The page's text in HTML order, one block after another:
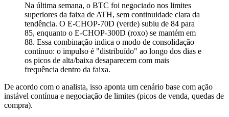
Na última semana, o BTC foi negociado nos limites
superiores da faixa de ATH, sem continuidade clara da
tendência. O E-CHOP-70D (verde) subiu de 84 para
85, enquanto o E-CHOP-300D (roxo) se mantém em
88. Essa combinação indica o modo de consolidação
contínuo: o impulso é "distribuído" ao longo dos dias e
os picos de alta/baixa desaparecem com mais
frequência dentro da faixa.
De acordo com o analista, isso aponta um cenário base com ação
instável contínua e negociação de limites (picos de venda, quedas de
compra).